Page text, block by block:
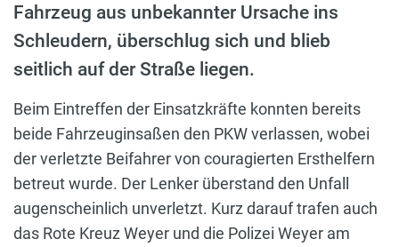
Fahrzeug aus unbekannter Ursache ins
Schleudern, überschlug sich und blieb
seitlich auf der Straße liegen.
Beim Eintreffen der Einsatzkräfte konnten bereits
beide Fahrzeuginsaßen den PKW verlassen, wobei
der verletzte Beifahrer von couragierten Ersthelfern
betreut wurde. Der Lenker überstand den Unfall
augenscheinlich unverletzt. Kurz darauf trafen auch
das Rote Kreuz Weyer und die Polizei Weyer am